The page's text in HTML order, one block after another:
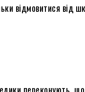
відмовитися від